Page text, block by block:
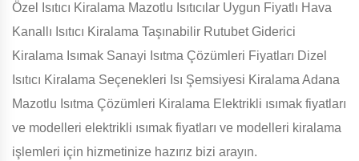
Özel Isıtıcı Kiralama Mazotlu Isıtıcılar Uygun Fiyatlı Hava
Kanallı Isıtıcı Kiralama Taşınabilir Rutubet Giderici
Kiralama Isımak Sanayi Isıtma Çözümleri Fiyatları Dizel
Isıtıcı Kiralama Seçenekleri Isı Şemsiyesi Kiralama Adana
Mazotlu Isıtma Çözümleri Kiralama Elektrikli ısımak fiyatları
ve modelleri elektrikli ısımak fiyatları ve modelleri kiralama
işlemleri için hizmetinize hazırız bizi arayın.